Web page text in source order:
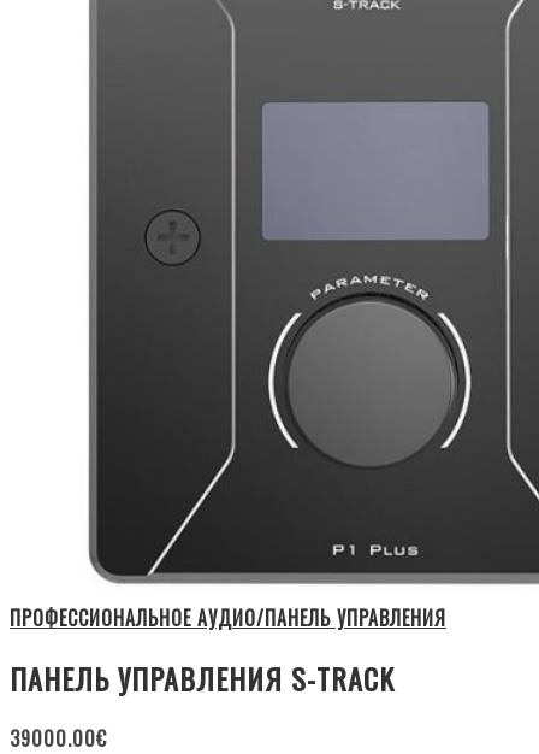
ПРОФЕССИОНАЛЬНОЕ АУДИО/ПАНЕЛЬ УПРАВЛЕНИЯ
ПАНЕЛЬ УПРАВЛЕНИЯ S-TRACK
39000.00€